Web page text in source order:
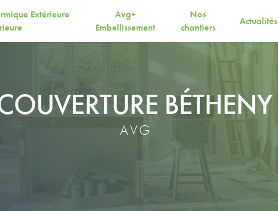
Extérieure
Avg+
Embellissement
Nos
chantiers
Actualités
BÉTHENY
AVG